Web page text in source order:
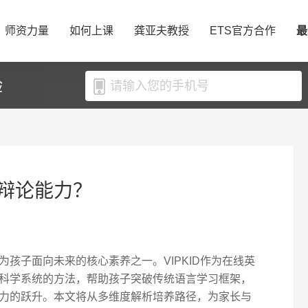
师资力量 如何上课 龚亚夫教授 ETS官方合作
论能力？
孩子面向未来的核心素养之一。VIPKID作为在线英
学系统的方法，帮助孩子突破传统语言学习框架，
的跃升。本文将从多维度解析培养路径，为家长与